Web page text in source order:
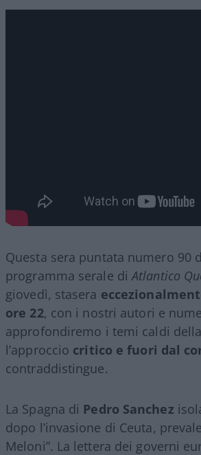
Questa sera puntata numero 90
programma serale diAtlantico
giovedì, stasera
ore 22, con i nostri autori e
approfondiremo i temi caldi
l’approccio critico e fuori dal
contraddistingue.
La Spagna di Pedro Sanchez
dopo l’invasione di Ceuta,
Meloni”. La lettera dei governi